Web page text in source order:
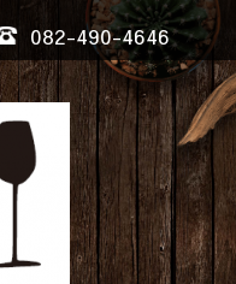
082-490-4646